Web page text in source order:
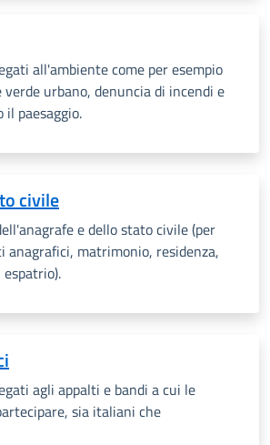
all'ambiente come per esempio
urbano, denuncia di incendi e
paesaggio.
civile
e dello stato civile (per
anagrafici, matrimonio, residenza,
agli appalti e bandi a cui le
sia italiani che